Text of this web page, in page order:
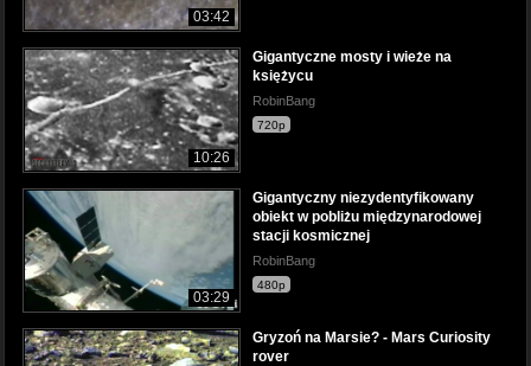
03:42
10:26
Gigantyczne mosty i wieże na
księżycu
RobinBang
720p
03:29
Gigantyczny niezydentyfikowany
obiekt w pobliżu międzynarodowej
stacji kosmicznej
RobinBang
480p
Gryzoń na Marsie? - Mars Curiosity
rover